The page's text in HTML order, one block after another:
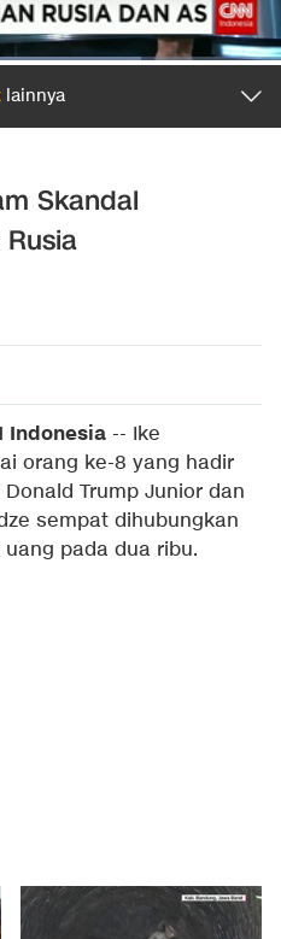
lainnya
Skandal
Indonesia -- Ike
orang ke-8 yang hadir
Trump Junior dan
sempat dihubungkan
pada dua ribu.